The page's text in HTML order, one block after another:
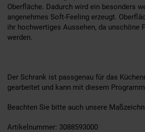
Oberfläche. Dadurch wird ein besonders
angenehmes Soft-Feeling erzeugt.
ihr hochwertiges Aussehen, da unschöne
werden.
Der Schrank ist passgenau für das
gearbeitet und kann mit diesem
Beachten Sie bitte auch unsere
Artikelnummer: 3088593000